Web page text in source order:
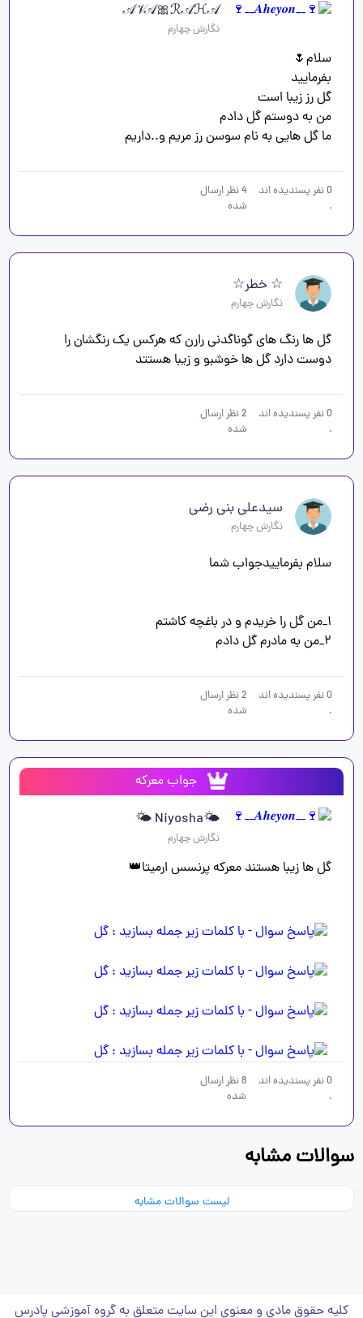
𝒜𝒱𝒜🎀ℛ𝒜ℋ𝒜
نگارش چهارم
ما گل هایی به نام سوسن رز مریم و..داریم
0نفر پسندیده اند
.
4نظر ارسال
شده
☆ خطر☆
نگارش چهارم
دوست دارد گل ها خوشبو و زیبا هستتد
0نفر پسندیده اند
.
2نظر ارسال
شده
سیدعلی بنی رضی
نگارش چهارم
۲_من به مادرم گل دادم
0نفر پسندیده اند
.
2نظر ارسال
شده
جواب معرکه
🌤Niyosha 🌤
نگارش چهارم
گل ها زیبا هستند معرکه پرنسس ارمیتا👑
0نفر پسندیده اند
.
8نظر ارسال
شده
سوالات مشابه
لیست سوالات مشابه
کلیه حقوق مادی و معنوی این سایت متعلق به گروه آموزشی پادرس